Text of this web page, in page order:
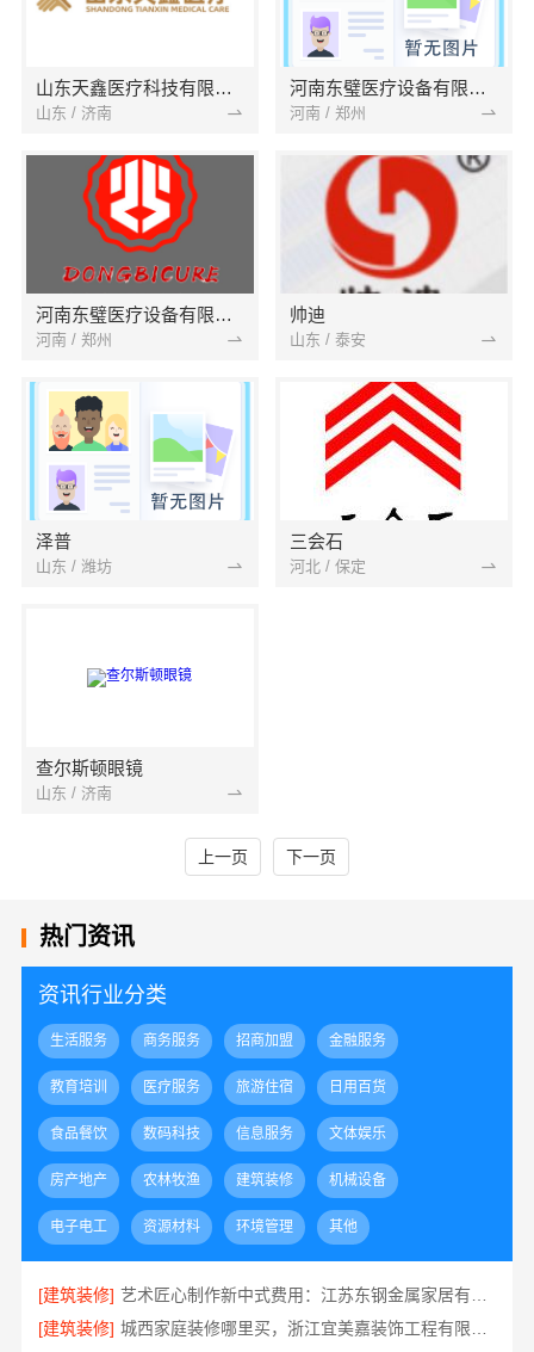
山东天鑫医疗科技有限公司
山东 / 济南
河南东璧医疗设备有限公司
河南 / 郑州
河南东璧医疗设备有限公司
河南 / 郑州
帅迪
山东 / 泰安
泽普
山东 / 潍坊
三会石
河北 / 保定
查尔斯顿眼镜
山东 / 济南
上一页 下一页
热门资讯
资讯行业分类
生活服务 商务服务 招商加盟 金融服务
教育培训 医疗服务 旅游住宿 日用百货
食品餐饮 数码科技 信息服务 文体娱乐
房产地产 农林牧渔 建筑装修 机械设备
电子电工 资源材料 环境管理 其他
[建筑装修]
[建筑装修]